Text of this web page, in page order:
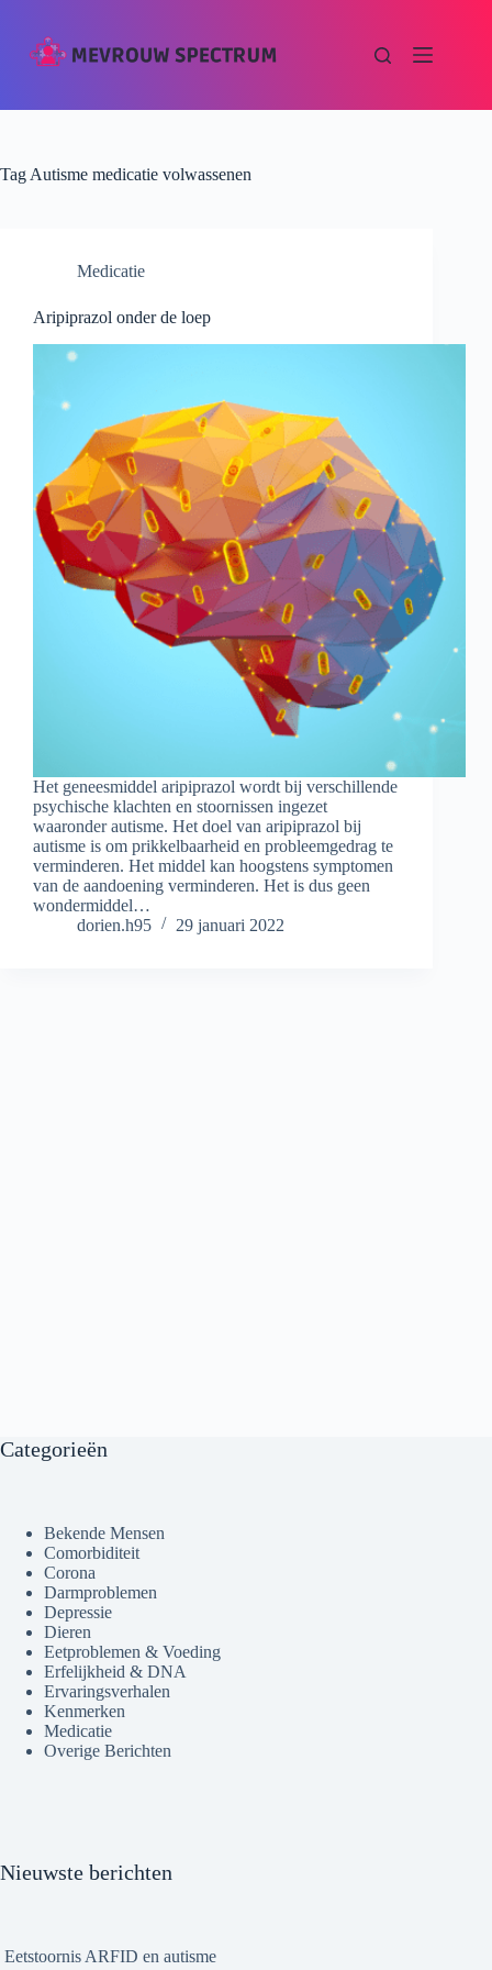
Tag Autisme medicatie volwassenen
Medicatie
Aripiprazol onder de loep
Het geneesmiddel aripiprazol wordt bij verschillende
psychische klachten en stoornissen ingezet
waaronder autisme. Het doel van aripiprazol bij
autisme is om prikkelbaarheid en probleemgedrag te
verminderen. Het middel kan hoogstens symptomen
van de aandoening verminderen. Het is dus geen
wondermiddel…
dorien.h95
29 januari 2022
Categorieën
Bekende Mensen
Comorbiditeit
Corona
Darmproblemen
Depressie
Dieren
Eetproblemen & Voeding
Erfelijkheid & DNA
Ervaringsverhalen
Kenmerken
Medicatie
Overige Berichten
Nieuwste berichten
Eetstoornis ARFID en autisme